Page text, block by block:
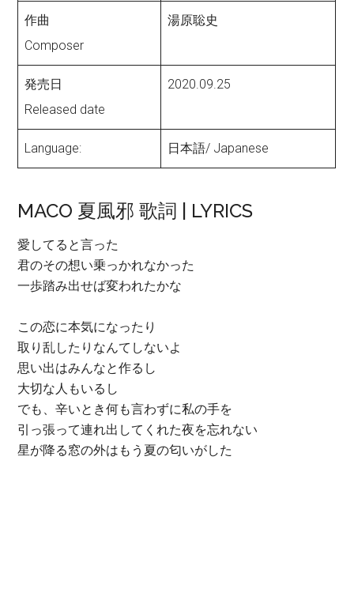
作曲
Composer
湯原聡史
発売日
Released date
2020.09.25
Language: 日本語/ Japanese
MACO 夏風邪 歌詞 | LYRICS
愛してると言った
君のその想い乗っかれなかった
一歩踏み出せば変われたかな
この恋に本気になったり
取り乱したりなんてしないよ
思い出はみんなと作るし
大切な人もいるし
でも、辛いとき何も言わずに私の手を
引っ張って連れ出してくれた夜を忘れない
星が降る窓の外はもう夏の匂いがした